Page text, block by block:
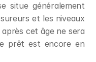
situe généralement
et les niveaux
cet âge ne sera
prêt est encore en